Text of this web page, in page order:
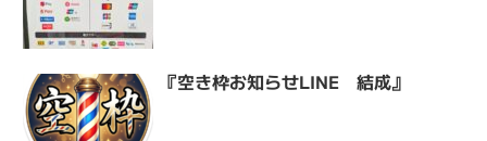
『空き枠お知らせLINE 結成』